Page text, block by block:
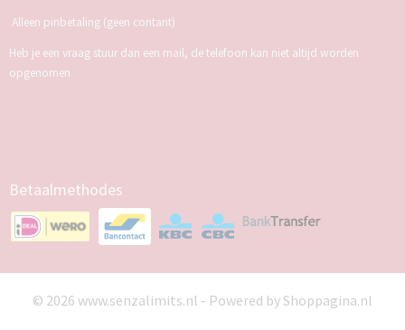
Alleen pinbetaling (geen contant)
Heb je een vraag stuur dan een mail, de telefoon kan niet altijd worden
opgenomen
Betaalmethodes
© 2026 www.senzalimits.nl - Powered by Shoppagina.nl